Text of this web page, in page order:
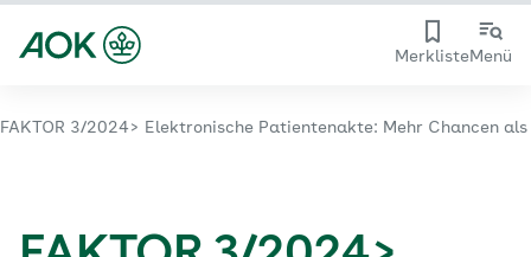
MerklisteMenü
FAKTOR 3/2024> Elektronische Patientenakte: Mehr Chancen als